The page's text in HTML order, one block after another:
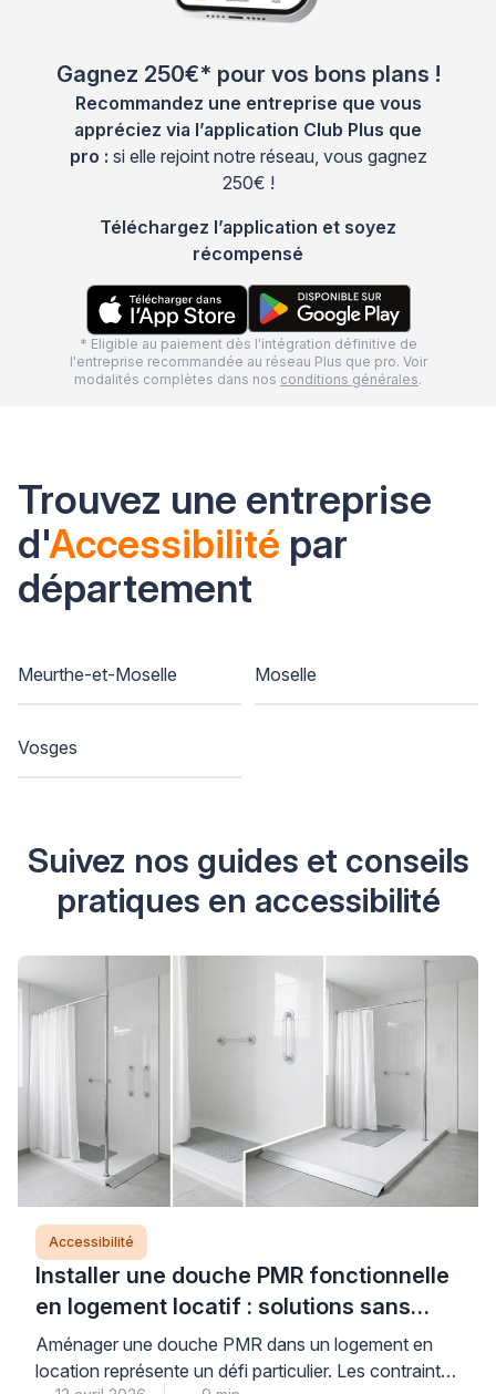
Gagnez 250€* pour vos bons plans !
Recommandez une entreprise que vous
appréciez via l’application Club Plus que
pro : si elle rejoint notre réseau, vous gagnez
250€ !
Téléchargez l’application et soyez
récompensé
* Eligible au paiement dès l'intégration définitive de
l'entreprise recommandée au réseau Plus que pro. Voir
modalités complètes dans nos conditions générales.
Trouvez une entreprise
d'Accessibilité par
département
Meurthe-et-Moselle Moselle
Vosges
Suivez nos guides et conseils
pratiques en accessibilité
Accessibilité
Installer une douche PMR fonctionnelle
en logement locatif : solutions sans
perçage
Aménager une douche PMR dans un logement en
location représente un défi particulier. Les contraintes